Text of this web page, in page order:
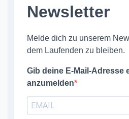
Newsletter
Melde dich zu unserem
dem Laufenden zu bleiben.
Gib deine E-Mail-Adresse
anzumelden